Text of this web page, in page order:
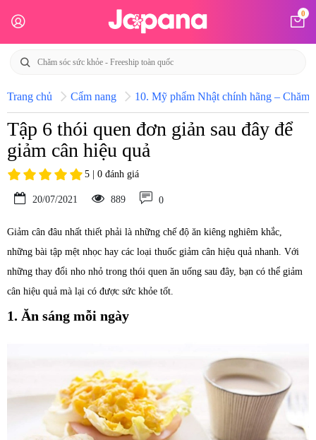
0
Trang chủ Cẩm nang 10. Mỹ phẩm Nhật chính hãng – Chăm
Tập 6 thói quen đơn giản sau đây để
giảm cân hiệu quả
5 | 0 đánh giá
20/07/2021 889 0
Giảm cân đâu nhất thiết phải là những chế độ ăn kiêng nghiêm khắc,
những bài tập mệt nhọc hay các loại thuốc giảm cân hiệu quả nhanh. Với
những thay đổi nho nhỏ trong thói quen ăn uống sau đây, bạn có thể giảm
cân hiệu quả mà lại có được sức khỏe tốt.
1. Ăn sáng mỗi ngày